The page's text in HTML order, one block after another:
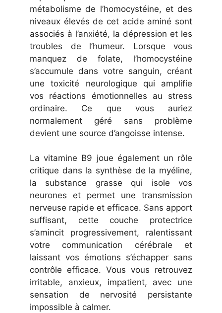
métabolisme de l’homocystéine, et des
niveaux élevés de cet acide aminé sont
associés à l’anxiété, la dépression et les
troubles de l’humeur. Lorsque vous
manquez de folate, l’homocystéine
s’accumule dans votre sanguin, créant
une toxicité neurologique qui amplifie
vos réactions émotionnelles au stress
ordinaire. Ce que vous auriez
normalement géré sans problème
devient une source d’angoisse intense.
La vitamine B9 joue également un rôle
critique dans la synthèse de la myéline,
la substance grasse qui isole vos
neurones et permet une transmission
nerveuse rapide et efficace. Sans apport
suffisant, cette couche protectrice
s’amincit progressivement, ralentissant
votre communication cérébrale et
laissant vos émotions s’échapper sans
contrôle efficace. Vous vous retrouvez
irritable, anxieux, impatient, avec une
sensation de nervosité persistante
impossible à calmer.